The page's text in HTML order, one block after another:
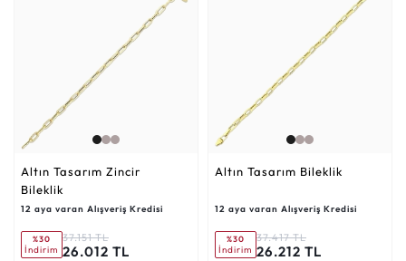
Altın Tasarım Zincir
Bileklik
12 aya varan Alışveriş Kredisi
%30
İndirim
37.151 TL
26.012 TL
Altın Tasarım Bileklik
12 aya varan Alışveriş Kredisi
%30
İndirim
37.417 TL
26.212 TL